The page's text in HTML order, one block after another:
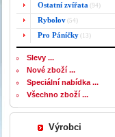
Ostatní zvířata (94)
Rybolov (54)
Pro Páníčky (13)
Slevy ...
Nové zboží ...
Speciální nabídka ...
Všechno zboží ...
Výrobci